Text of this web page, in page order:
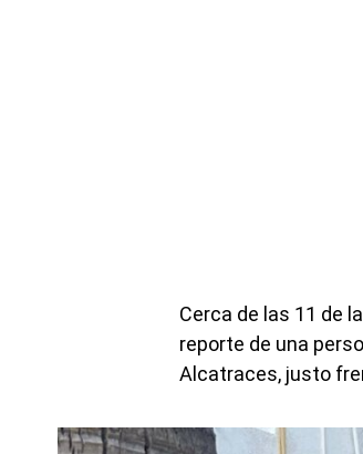
Cerca de las 11 de
reporte de una
Alcatraces, justo